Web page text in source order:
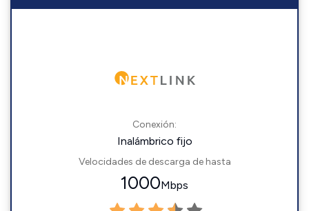
Conexión:
Inalámbrico fijo
Velocidades de descarga de hasta
1000Mbps